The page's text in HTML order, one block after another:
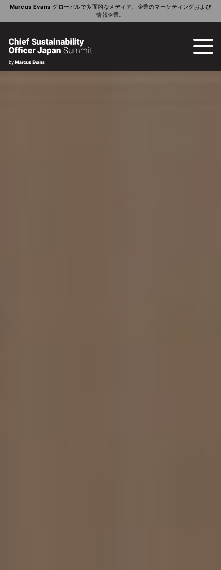
Marcus Evans グローバルで多面的なメディア、企業のマーケティングおよび
情報企業。